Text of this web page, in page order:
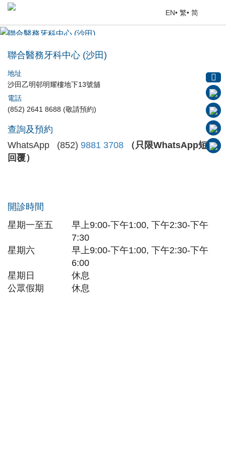
EN• 繁• 简
聯合醫務牙科中心 (沙田)
聯合醫務牙科中心 (沙田)
地址
沙田乙明邨明耀樓地下13號舖
電話
(852) 2641 8688 (敬請預約)
查詢及預約
WhatsApp (852) 9881 3708
（只限WhatsApp短訊
回覆）
開診時間
星期一至五
早上9:00-下午1:00, 下午2:30-下午
7:30
星期六
早上9:00-下午1:00, 下午2:30-下午
6:00
星期日
休息
公眾假期
休息